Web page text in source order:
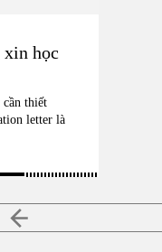
xin học
thiết
letter là